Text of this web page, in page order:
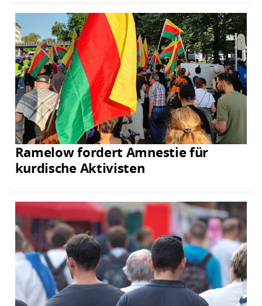
Ramelow fordert Amnestie für
kurdische Aktivisten